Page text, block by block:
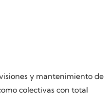
y mantenimiento de
colectivas con total